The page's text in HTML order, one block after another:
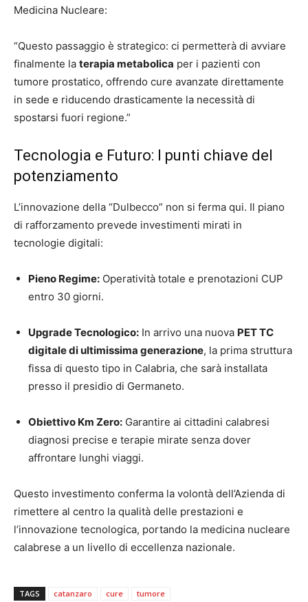
Medicina Nucleare:
“Questo passaggio è strategico: ci permetterà di avviare
finalmente la terapia metabolica per i pazienti con
tumore prostatico, offrendo cure avanzate direttamente
in sede e riducendo drasticamente la necessità di
spostarsi fuori regione.”
Tecnologia e Futuro: I punti chiave del
potenziamento
L’innovazione della “Dulbecco” non si ferma qui. Il piano
di rafforzamento prevede investimenti mirati in
tecnologie digitali:
Pieno Regime: Operatività totale e prenotazioni CUP
entro 30 giorni.
Upgrade Tecnologico: In arrivo una nuova PET TC
digitale di ultimissima generazione, la prima struttura
fissa di questo tipo in Calabria, che sarà installata
presso il presidio di Germaneto.
Obiettivo Km Zero: Garantire ai cittadini calabresi
diagnosi precise e terapie mirate senza dover
affrontare lunghi viaggi.
Questo investimento conferma la volontà dell’Azienda di
rimettere al centro la qualità delle prestazioni e
l’innovazione tecnologica, portando la medicina nucleare
calabrese a un livello di eccellenza nazionale.
TAGS catanzaro cure tumore